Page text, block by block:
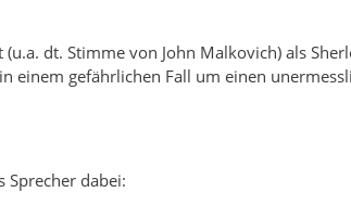
(u.a. dt. Stimme von John Malkovich) als
einem gefährlichen Fall um einen
Sprecher dabei: